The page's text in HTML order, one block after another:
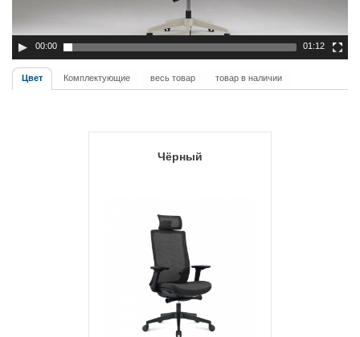
00:00 01:12
Цвет Комплектующие весь товар товар в наличии
Чёрный